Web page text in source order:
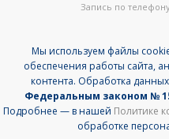
Запись по
Мы используем файлы
обеспечения работы сайта,
контента. Обработка данных
Федеральным законом №
Подробнее — в нашей Политике
обработке